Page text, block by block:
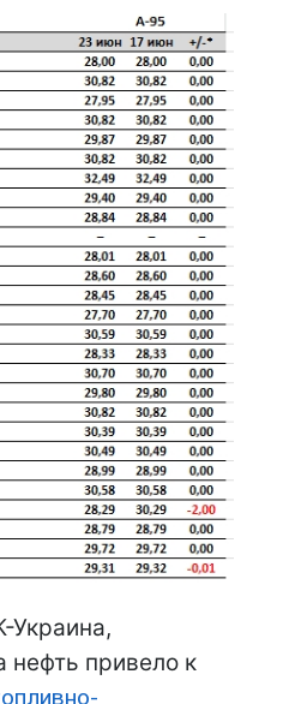
Украина,
привело к